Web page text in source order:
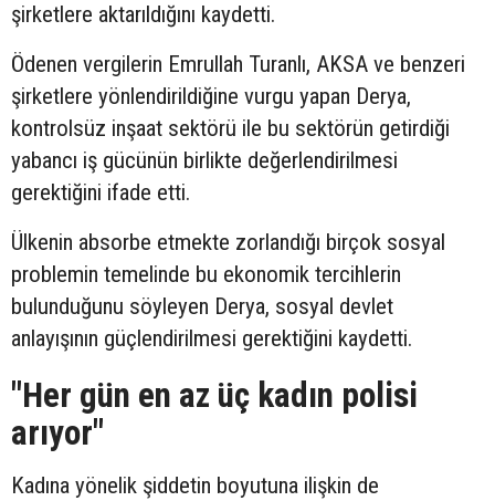
şirketlere aktarıldığını kaydetti.
Ödenen vergilerin Emrullah Turanlı, AKSA ve benzeri
şirketlere yönlendirildiğine vurgu yapan Derya,
kontrolsüz inşaat sektörü ile bu sektörün getirdiği
yabancı iş gücünün birlikte değerlendirilmesi
gerektiğini ifade etti.
Ülkenin absorbe etmekte zorlandığı birçok sosyal
problemin temelinde bu ekonomik tercihlerin
bulunduğunu söyleyen Derya, sosyal devlet
anlayışının güçlendirilmesi gerektiğini kaydetti.
"Her gün en az üç kadın polisi
arıyor"
Kadına yönelik şiddetin boyutuna ilişkin de